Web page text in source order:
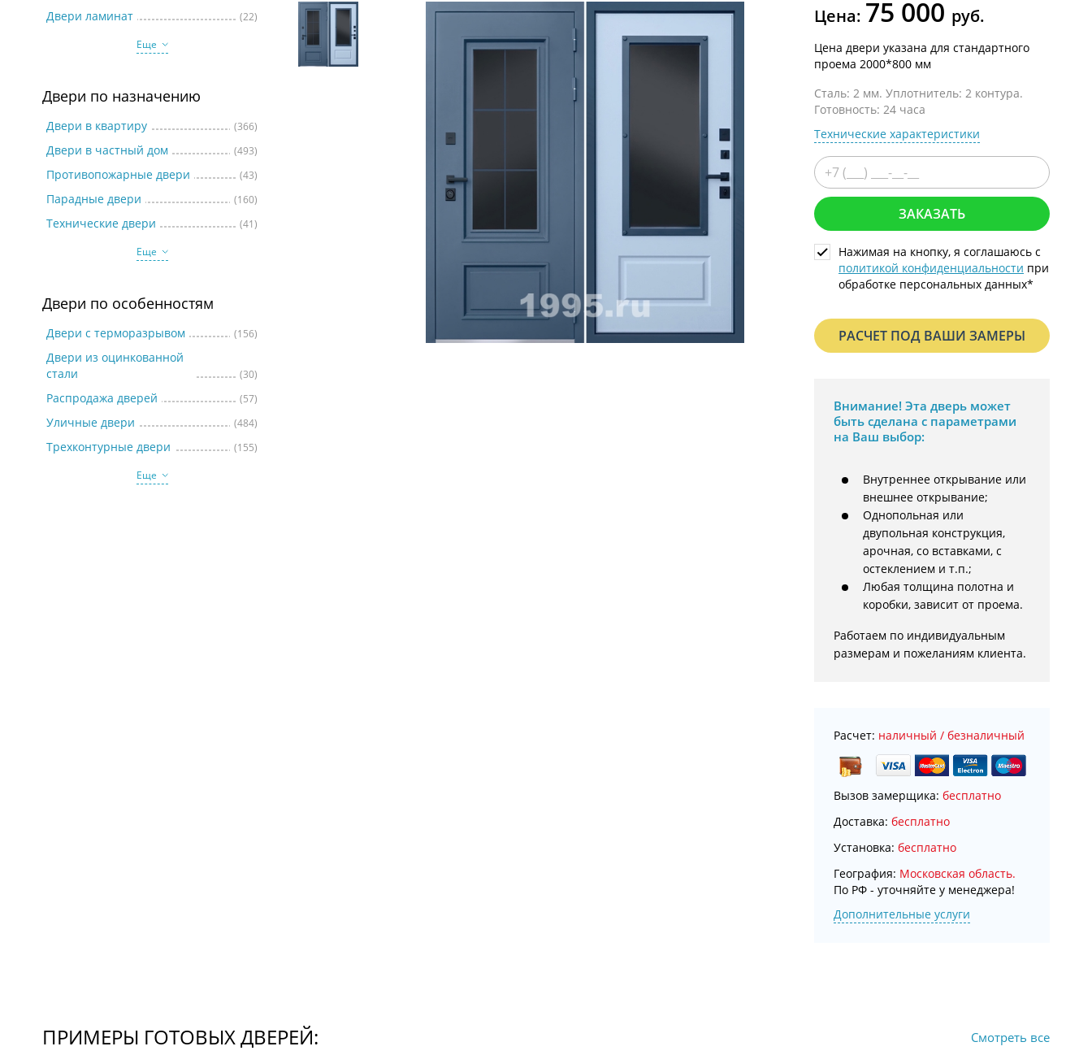
Двери с винилискожей
Коричневые двери
С металлофиленкой
Двери ламинат
(22)
Еще
Двери по назначению
Двери в квартиру (366)
Двери в частный дом (493)
Противопожарные двери (43)
Парадные двери (160)
Технические двери
(41)
Еще
Двери по особенностям
Двери с терморазрывом (156)
Двери из оцинкованной
стали
(30)
Распродажа дверей (57)
Уличные двери (484)
Трехконтурные двери
(155)
Еще
Цена: 75 000 руб.
Цена двери указана для стандартного
проема 2000*800 мм
Сталь: 2 мм. Уплотнитель: 2 контура.
Готовность: 24 часа
Технические характеристики
ЗАКАЗАТЬ
Нажимая на кнопку, я соглашаюсь с
политикой конфиденциальности при
обработке персональных данных*
РАСЧЕТ ПОД ВАШИ ЗАМЕРЫ
Внимание! Эта дверь может
быть сделана с параметрами
на Ваш выбор:
Внутреннее открывание или
внешнее открывание;
Однопольная или
двупольная конструкция,
арочная, со вставками, с
остеклением и т.п.;
Любая толщина полотна и
коробки, зависит от проема.
Работаем по индивидуальным
размерам и пожеланиям клиента.
Расчет: наличный / безналичный
Вызов замерщика: бесплатно
Доставка: бесплатно
Установка: бесплатно
География: Московская область.
По РФ - уточняйте у менеджера!
Дополнительные услуги
ПРИМЕРЫ ГОТОВЫХ ДВЕРЕЙ: Смотреть все